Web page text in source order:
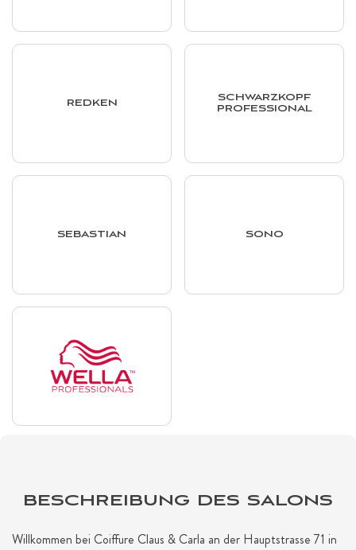
REDKEN
SCHWARZKOPF
PROFESSIONAL
SEBASTIAN SONO
BESCHREIBUNG DES SALONS
Willkommen bei Coiffure Claus & Carla an der Hauptstrasse 71 in